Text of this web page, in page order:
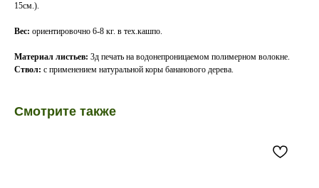
15см.).
Вес: ориентировочно 6-8 кг. в тех.кашпо.
Материал листьев: 3д печать на водонепроницаемом полимерном волокне.
Ствол: с применением натуральной коры бананового дерева.
Смотрите также